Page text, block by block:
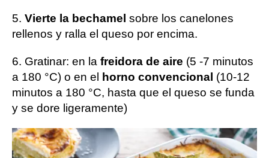
5. Vierte la bechamel sobre los canelones
rellenos y ralla el queso por encima.
6. Gratinar: en la freidora de aire (5 -7 minutos
a 180 °C) o en el
horno convencional (10-12
minutos a 180 °C, hasta que el queso se funda
y se dore ligeramente)